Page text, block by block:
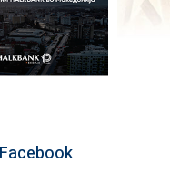
Facebook